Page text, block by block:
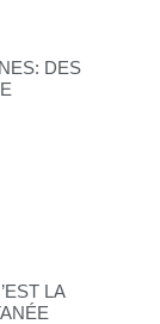
DES
LA